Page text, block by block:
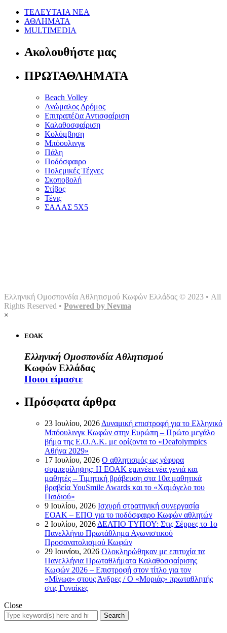
ΤΕΛΕΥΤΑΙΑ ΝΕΑ
ΑΘΛΗΜΑΤΑ
MULTIMEDIA
Ακολουθήστε μας
ΠΡΩΤΑΘΛΗΜΑΤΑ
Beach Volley
Ανώμαλος Δρόμος
Επιτραπέζια Αντισφαίριση
Καλαθοσφαίριση
Κολύμβηση
Μπόουλινγκ
Πάλη
Ποδόσφαιρο
Πολεμικές Τέχνες
Σκοποβολή
Στίβος
Τένις
ΣΑΛΑΣ 5Χ5
Ελληνική Ομοσπονδία Αθλητισμού Κωφών Ελλάδας © 2023 • All
Rights Reserved • Powered by Nevma
×
ΕΟΑΚ
Ελληνική Ομοσπονδία Αθλητισμού
Κωφών Ελλάδας
Ποιοι είμαστε
Πρόσφατα άρθρα
23 Ιουλίου, 2026 Δυναμική επιστροφή για το Ελληνικό
Μπόουλινγκ Κωφών στην Ευρώπη – Πρώτο μεγάλο
βήμα της Ε.Ο.Α.Κ. με ορίζοντα το «Deafolympics
Αθήνα 2029»
17 Ιουλίου, 2026 Ο αθλητισμός ως γέφυρα
συμπερίληψης: Η ΕΟΑΚ εμπνέει νέα γενιά και
μαθητές – Τιμητική βράβευση στα 10α μαθητικά
βραβεία YouSmile Awards και το «Χαμόγελο του
Παιδιού»
9 Ιουλίου, 2026 Ισχυρή στρατηγική συνεργασία
ΕΟΑΚ – ΕΠΟ για το ποδόσφαιρο Κωφών αθλητών
2 Ιουλίου, 2026 ΔΕΛΤΙΟ ΤΥΠΟΥ: Στις Σέρρες το 1ο
Πανελλήνιο Πρωτάθλημα Αγωνιστικού
Προσανατολισμού Κωφών
29 Ιουνίου, 2026 Ολοκληρώθηκαν με επιτυχία τα
Πανελλήνια Πρωταθλήματα Καλαθοσφαίρισης
Κωφών 2026 – Επιστροφή στον τίτλο για τον
«Μίνωα» στους Άνδρες / Ο «Μοριάς» πρωταθλητής
στις Γυναίκες
Close